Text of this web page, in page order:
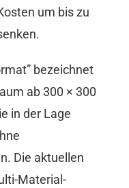
um bis zu
bezeichnet
ab 300 × 300
in der Lage
Die aktuellen
Material-